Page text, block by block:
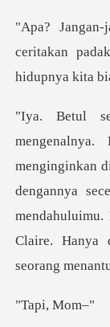
eritakan
dengannya
i, M